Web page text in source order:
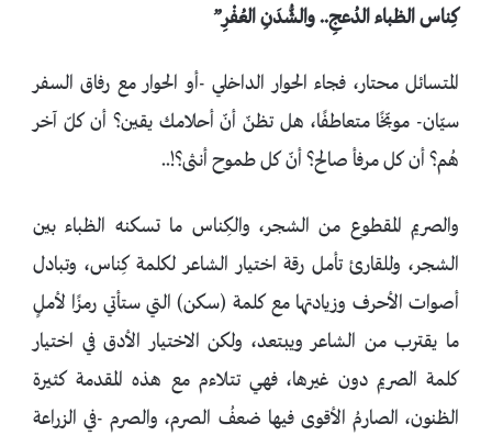
كِناس الظباء الدُعجِ.. والشُّدَنِ العُفْرِ”
المتسائل محتار، فجاء الحوار الداخلي -أو الحوار مع رفاق السفر
سيّان- موبّخًا متعاطفًا، هل تظنّ أنّ أحلامك يقين؟ أن كلّ آخر
هُم؟ أن كل مرفأ صالح؟ أنّ كل طموح أنثى؟!..
والصريم المقطوع من الشجر، والكِناس ما تسكنه الظباء بين
الشجر، وللقارئ تأمل رقة اختيار الشاعر لكلمة كِناس، وتبادل
أصوات الأحرف وزيادتها مع كلمة (سكن) التي ستأتي رمزًا لأملٍ
ما يقترب من الشاعر ويبتعد، ولكن الاختيار الأدق في اختيار
كلمة الصريم دون غيرها، فهي تتلاءم مع هذه المقدمة كثيرة
الظنون، الصارمُ الأقوى فيها ضعفُ الصرم، والصرم -في الزراعة